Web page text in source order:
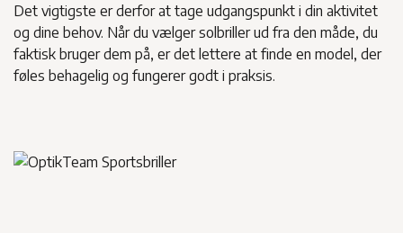
Det vigtigste er derfor at tage udgangspunkt i din aktivitet
og dine behov. Når du vælger solbriller ud fra den måde, du
faktisk bruger dem på, er det lettere at finde en model, der
føles behagelig og fungerer godt i praksis.